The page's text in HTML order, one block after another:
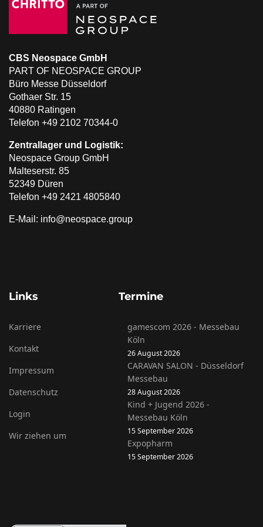
CBS Neospace GmbH
PART OF NEOSPACE GROUP
Büro Messe Düsseldorf
Gothaer Str. 15
40880 Ratingen
Telefon +49 2102 70344-0
Zentrallager und Logistik:
Neospace Group GmbH
Malteserstr. 85
52349 Düren
Telefon +49 2421 4805840
E-Mail: info@neospace.group
Links
Karriere
Kontakt
Impressum
Datenschutz
Login
Wir ziehen um
Termine
gamescom 2026 - Messebau
Köln
26 August 2026
CARAVAN SALON - Düsseldorf
Messebau
28 August 2026
Kind + Jugend 2026 -
Messebau Köln
15 September 2026
Expopharm
15 September 2026